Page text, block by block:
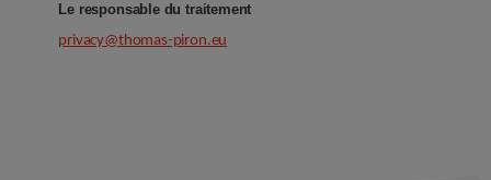
Le responsable du traitement
privacy@thomas-piron.eu